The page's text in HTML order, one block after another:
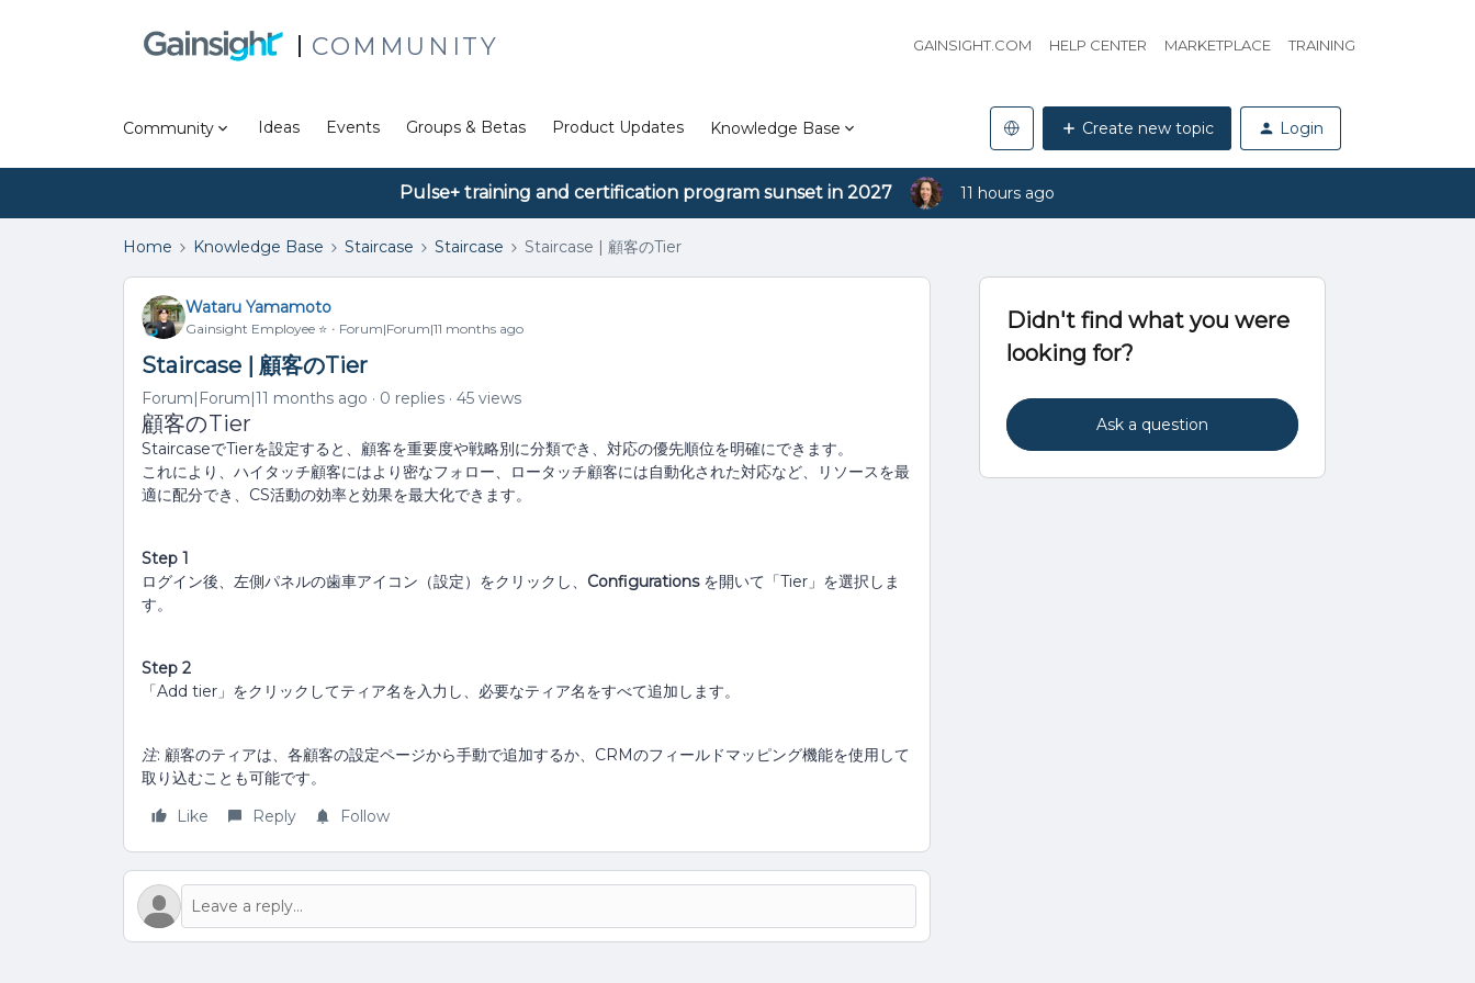
COMMUNITY GAINSIGHT.COM HELP CENTER MARKETPLACE TRAINING
Community Ideas Events Groups & Betas Product Updates Knowledge Base Create new topic Login
Pulse+ training and certification program sunset in 2027 11 hours ago
Home Knowledge Base Staircase Staircase Staircase | 顧客のTier
Wataru Yamamoto
Gainsight Employee ⭐️ Forum|Forum|11 months ago
Staircase | 顧客のTier
Forum|Forum|11 months ago 0 replies 45 views
顧客のTier
StaircaseでTierを設定すると、顧客を重要度や戦略別に分類でき、対応の優先順位を明確にできます。
これにより、ハイタッチ顧客にはより密なフォロー、ロータッチ顧客には自動化された対応など、リソースを最
適に配分でき、CS活動の効率と効果を最大化できます。
Step 1
ログイン後、左側パネルの歯車アイコン（設定）をクリックし、 Configurationsを開いて「Tier」を選択しま
す。
Step 2
「Add tier」をクリックしてティア名を入力し、必要なティア名をすべて追加します。
注: 顧客のティアは、各顧客の設定ページから手動で追加するか、CRMのフィールドマッピング機能を使用して
取り込むことも可能です。
Like
Reply Follow
Didn't find what you were
looking for?
Ask a question